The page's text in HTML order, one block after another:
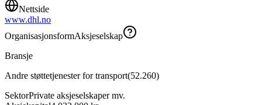
Nettside
www.dhl.no
OrganisasjonsformAksjeselskap
Bransje
Andre støttetjenester for transport(52.260)
SektorPrivate aksjeselskaper mv.